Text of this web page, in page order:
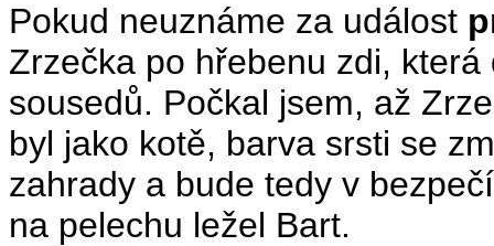
Pokud neuznáme za událost
Zrzečka po hřebenu zdi,
sousedů. Počkal jsem, až
byl jako kotě, barva srsti se
zahrady a bude tedy v
na pelechu ležel Bart.